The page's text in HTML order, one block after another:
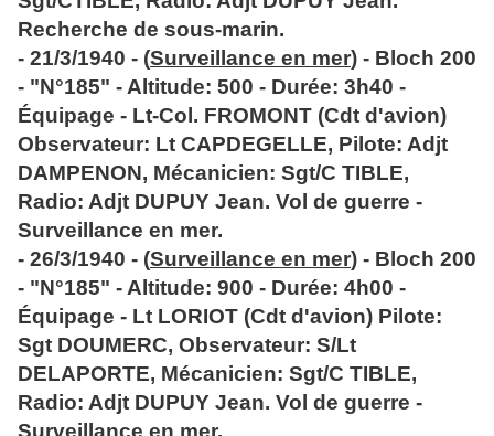
Recherche de sous-marin.
- 21/3/1940 - (Surveillance en mer) - Bloch 200
- "N°185" - Altitude: 500 - Durée: 3h40 -
Équipage - Lt-Col. FROMONT (Cdt d'avion)
Observateur: Lt CAPDEGELLE, Pilote: Adjt
DAMPENON, Mécanicien: Sgt/C TIBLE,
Radio: Adjt DUPUY Jean. Vol de guerre -
Surveillance en mer.
- 26/3/1940 - (Surveillance en mer) - Bloch 200
- "N°185" - Altitude: 900 - Durée: 4h00 -
Équipage - Lt LORIOT (Cdt d'avion) Pilote:
Sgt DOUMERC, Observateur: S/Lt
DELAPORTE, Mécanicien: Sgt/C TIBLE,
Radio: Adjt DUPUY Jean. Vol de guerre -
Surveillance en mer.